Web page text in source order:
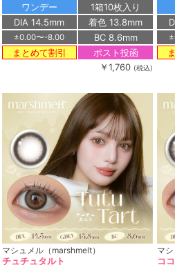
ワンデー
1箱10枚入り
DIA 14.5mm
着色 13.8mm
±0.00〜-8.00
BC 8.6mm
まとめて割引
ポスト投函
￥1,760 (税込)
マシュメル（marshmelt）
チュチュタルト
マ
コ